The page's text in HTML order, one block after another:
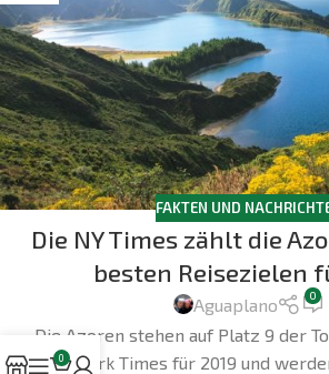
FAKTEN UND
Die NY Times zählt die
besten Reisezielen
Aguaplano 0
Die Azoren stehen auf Platz 9 der
New York Times für 2019 und
0